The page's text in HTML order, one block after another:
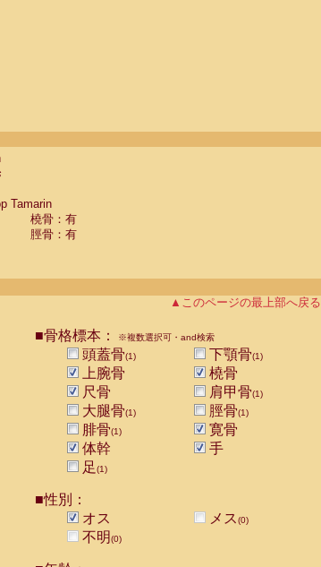
Tamarin
橈骨：有
脛骨：有
▲このページの最上部へ戻る
■骨格標本： ※複数選択可・and検索
頭蓋骨(1) 下顎骨(1)
上腕骨
橈骨
尺骨
肩甲骨(1)
大腿骨(1) 脛骨(1)
腓骨(1)
寛骨
体幹
手
足(1)
■性別：
オス
メス(0)
不明(0)